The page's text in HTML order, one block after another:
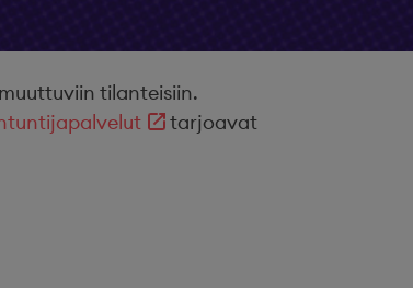
tilanteisiin.
tarjoavat